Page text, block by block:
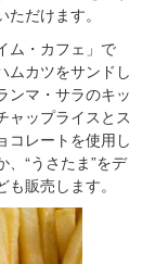
だけます。
ム・カフェ」で
ムカツをサンドし
ンマ・サラのキッ
ャップライスとス
コレートを使用し
“うさたま”をデ
販売します。